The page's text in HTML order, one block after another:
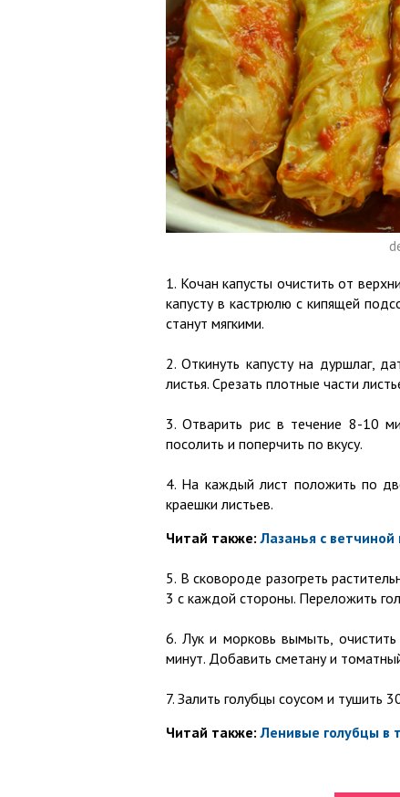
1. Кочан капусты очистить от
капусту в кастрюлю с кипящей
станут мягкими.
2. Откинуть капусту на дуршлаг,
листья. Срезать плотные части
3. Отварить рис в течение 8-10
посолить и поперчить по вкусу.
4. На каждый лист положить по
краешки листьев.
Читай также:Лазанья с
5. В сковороде разогреть
3 с каждой стороны. Переложить
6. Лук и морковь вымыть,
минут. Добавить сметану и
7. Залить голубцы соусом и тушить
Читай также:Ленивые голубцы в